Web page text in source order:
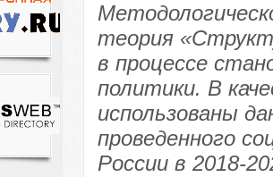
теория
в процессе
политики. В
использованы
проведенного
России в 2018-